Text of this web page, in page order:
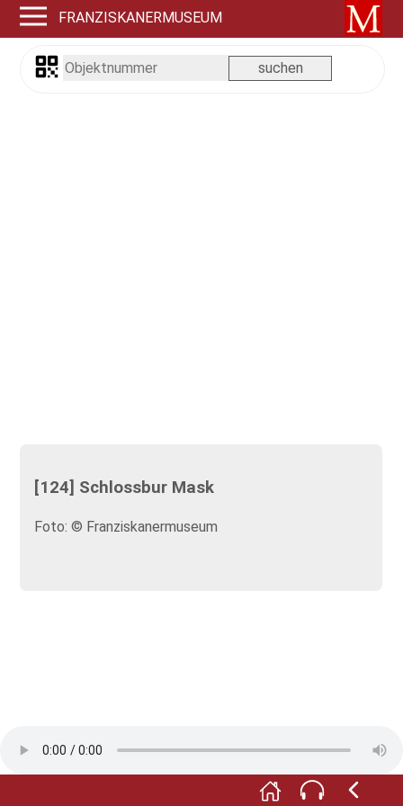
FRANZISKANERMUSEUM
[124] Schlossbur Mask
Foto: © Franziskanermuseum